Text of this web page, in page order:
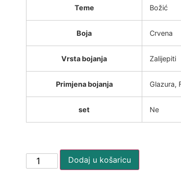
Teme Božić
Boja Crvena
Vrsta bojanja Zalijepiti
Primjena bojanja Glazura,
set Ne
Dodaj u košaricu